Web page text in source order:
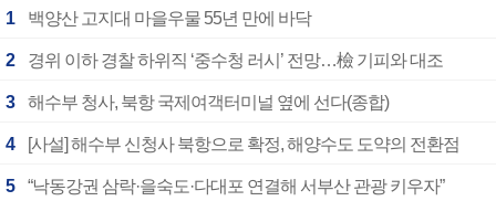
1 백양산 고지대 마을우물 55년 만에 바닥
2 경위 이하 경찰 하위직 ‘중수청 러시’ 전망…檢 기피와 대조
3 해수부 청사, 북항 국제여객터미널 옆에 선다(종합)
4 [사설] 해수부 신청사 북항으로 확정, 해양수도 도약의 전환점
5 “낙동강권 삼락·을숙도·다대포 연결해 서부산 관광 키우자”